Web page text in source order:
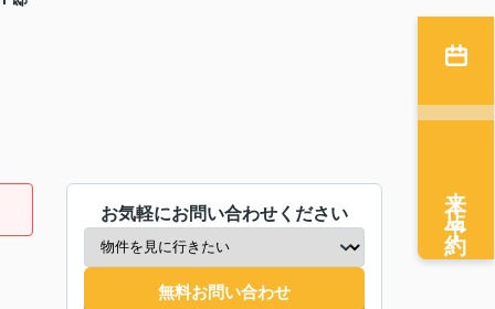
お気軽にお問い合わせください
無料お問い合わせ
来店予約